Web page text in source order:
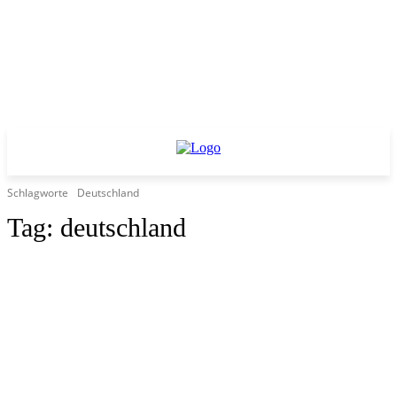
Schlagworte Deutschland
Tag: deutschland